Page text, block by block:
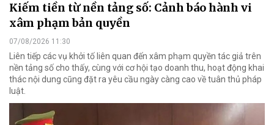
Kiếm tiền từ nền tảng số: Cảnh báo hành vi
xâm phạm bản quyền
07/08/2026 11:30
Liên tiếp các vụ khởi tố liên quan đến xâm phạm quyền tác giả trên
nền tảng số cho thấy, cùng với cơ hội tạo doanh thu, hoạt động khai
thác nội dung cũng đặt ra yêu cầu ngày càng cao về tuân thủ pháp
luật.